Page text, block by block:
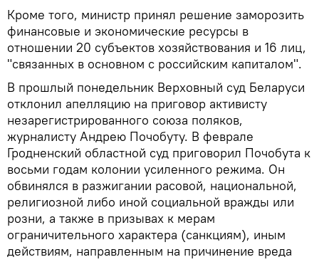
Кроме того, министр принял решение заморозить
финансовые и экономические ресурсы в
отношении 20 субъектов хозяйствования и 16 лиц,
"связанных в основном с российским капиталом".
В прошлый понедельник Верховный суд Беларуси
отклонил апелляцию на приговор активисту
незарегистрированного союза поляков,
журналисту Андрею Почобуту. В феврале
Гродненский областной суд приговорил Почобута к
восьми годам колонии усиленного режима. Он
обвинялся в разжигании расовой, национальной,
религиозной либо иной социальной вражды или
розни, а также в призывах к мерам
ограничительного характера (санкциям), иным
действиям, направленным на причинение вреда